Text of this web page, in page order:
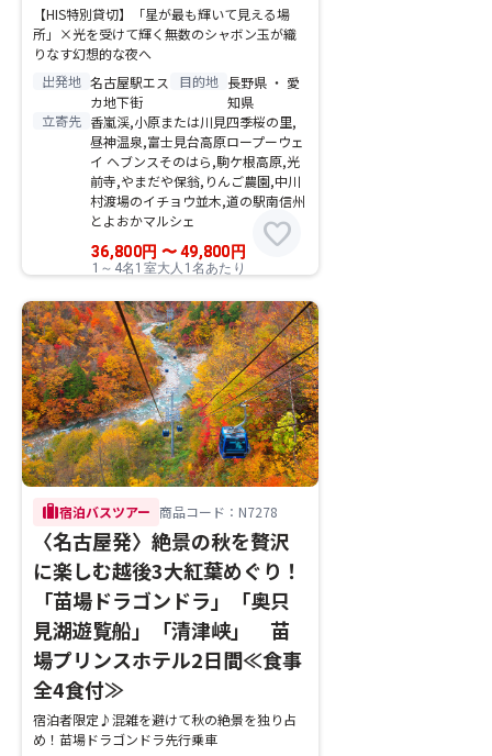
【HIS特別貸切】「星が最も輝いて見える場
所」×光を受けて輝く無数のシャボン玉が織
りなす幻想的な夜へ
出発地 名古屋駅エス
カ地下街
目的地 長野県 ・ 愛
知県
立寄先 香嵐渓,小原または川見四季桜の里,
昼神温泉,富士見台高原ロープーウェ
イ ヘブンスそのはら,駒ケ根高原,光
前寺,やまだや保翁,りんご農園,中川
村渡場のイチョウ並木,道の駅南信州
とよおかマルシェ
36,800円 〜49,800 円
1～4名1室大人1名あたり
favorite
trip宿泊バスツアー 商品コード：N7278
〈名古屋発〉絶景の秋を贅沢
に楽しむ越後3大紅葉めぐり！
「苗場ドラゴンドラ」「奥只
見湖遊覧船」「清津峡」 苗
場プリンスホテル2日間≪食事
全4食付≫
宿泊者限定♪混雑を避けて秋の絶景を独り占
め！苗場ドラゴンドラ先行乗車